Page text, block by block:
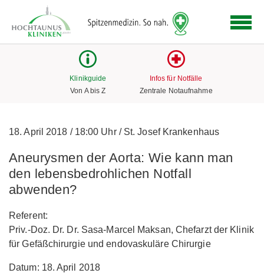
Link
zur
Klinikguide
Von A bis Z
Infos für Notfälle
Zentrale Notaufnahme
18. April 2018 /18:00 Uhr /St. Josef Krankenhaus
Aneurysmen der Aorta: Wie kann man
den lebensbedrohlichen Notfall
abwenden?
Referent:
Priv.-Doz. Dr. Dr. Sasa-Marcel Maksan, Chefarzt der Klinik
für Gefäßchirurgie und endovaskuläre Chirurgie
Datum: 18. April 2018